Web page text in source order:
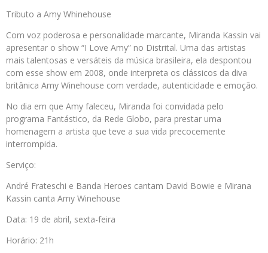
Tributo a Amy Whinehouse
Com voz poderosa e personalidade marcante, Miranda Kassin vai
apresentar o show “I Love Amy” no Distrital. Uma das artistas
mais talentosas e versáteis da música brasileira, ela despontou
com esse show em 2008, onde interpreta os clássicos da diva
britânica Amy Winehouse com verdade, autenticidade e emoção.
No dia em que Amy faleceu, Miranda foi convidada pelo
programa Fantástico, da Rede Globo, para prestar uma
homenagem a artista que teve a sua vida precocemente
interrompida.
Serviço:
André Frateschi e Banda Heroes cantam David Bowie e Mirana
Kassin canta Amy Winehouse
Data: 19 de abril, sexta-feira
Horário: 21h